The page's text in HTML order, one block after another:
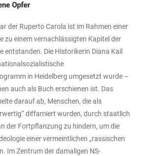
Opfer
der Ruperto Carola ist im Rahmen einer
zu einem vernachlässigten Kapitel der
entstanden. Die Historikerin Diana Kail
in Heidelberg umgesetzt wurde –
auch als Buch erschienen ist. Das
darauf ab, Menschen, die als
diffamiert wurden, durch staatlich
der Fortpflanzung zu hindern, um die
einer vermeintlichen „rassischen
Im Zentrum der damaligen NS-